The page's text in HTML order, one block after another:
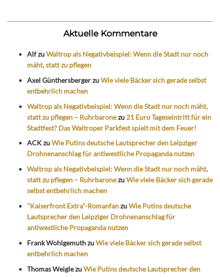
Aktuelle Kommentare
AlfzuWaltrop als Negativbeispiel: Wenn die Stadt nur noch
mäht, statt zu pflegen
Axel GünthersbergerzuWie viele Bäcker sich gerade selbst
entbehrlich machen
Waltrop als Negativbeispiel: Wenn die Stadt nur noch mäht,
statt zu pflegen – Ruhrbaronezu 21 Euro Tageseintritt für ein
Stadtfest? Das Waltroper Parkfest spielt mit dem Feuer!
ACKzuWie Putins deutsche Lautsprecher den Leipziger
Drohnenanschlag für antiwestliche Propaganda nutzen
Waltrop als Negativbeispiel: Wenn die Stadt nur noch mäht,
statt zu pflegen – RuhrbaronezuWie viele Bäcker sich gerade
selbst entbehrlich machen
"Kaiserfront Extra"-RomanfanzuWie Putins deutsche
Lautsprecher den Leipziger Drohnenanschlag für
antiwestliche Propaganda nutzen
Frank WohlgemuthzuWie viele Bäcker sich gerade selbst
entbehrlich machen
Thomas WeiglezuWie Putins deutsche Lautsprecher den